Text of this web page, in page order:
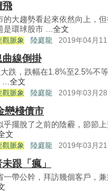
飛
的大趨勢看起來依然向上，
是環球股市 ...全文
觀脈象 陸庭龍 2019年04月11
曲線倒掛
跌，跌幅在1.8%至2.5%不
...全文
觀脈象 陸庭龍 2019年03月28
戀棧債市
擺脫了之前的陰霾，節節
文
觀脈象 陸庭龍 2019年03月21
跟「瘋」
一帶公幹，拜訪幾個客戶，